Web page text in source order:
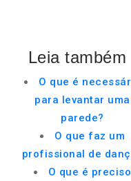
Leia também
O que é
para levantar uma
parede?
O que faz um
profissional de
O que é preciso